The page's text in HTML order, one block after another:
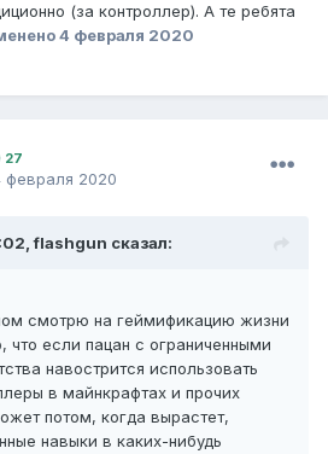
(за контроллер). А те ребята
4 февраля 2020
27
февраля 2020
flashgun сказал:
смотрю на геймификацию жизни
что если пацан с ограниченными
навострится использовать
в майнкрафтах и прочих
потом, когда вырастет,
навыки в каких-нибудь